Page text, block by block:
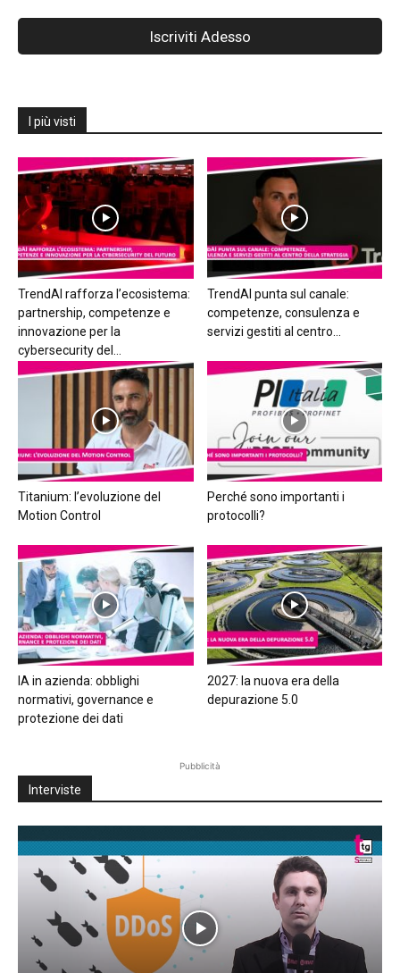
I più visti
TrendAI rafforza l’ecosistema:
partnership, competenze e
innovazione per la
cybersecurity del...
TrendAI punta sul canale:
competenze, consulenza e
servizi gestiti al centro...
Titanium: l’evoluzione del
Motion Control
Perché sono importanti i
protocolli?
IA in azienda: obblighi
normativi, governance e
protezione dei dati
2027: la nuova era della
depurazione 5.0
Pubblicità
Interviste